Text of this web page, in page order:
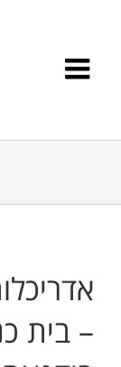
– בית